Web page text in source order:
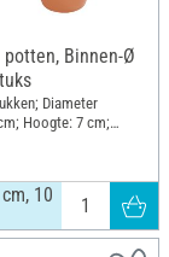
Binnen-Ø
Diameter
Hoogte: 7 cm;
10